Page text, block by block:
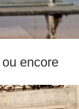
encore